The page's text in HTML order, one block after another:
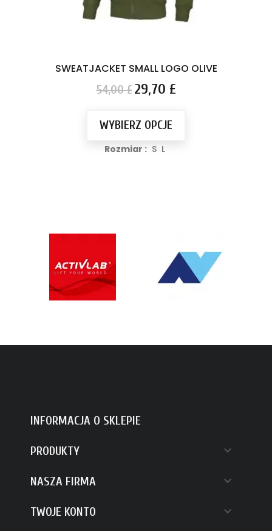
SWEATJACKET SMALL LOGO OLIVE
Cena
podstawowa
54,00 £ Cena
29,70 £
WYBIERZ OPCJE
Rozmiar : S L
INFORMACJA O SKLEPIE
PRODUKTY 
NASZA FIRMA 
TWOJE KONTO 